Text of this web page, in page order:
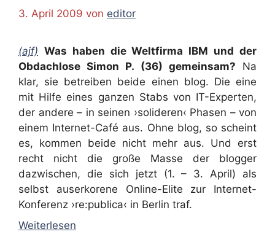
3. April 2009 von editor
(ajf) Was haben die Weltfirma IBM und der
Obdachlose Simon P. (36) gemeinsam? Na
klar, sie betreiben beide einen blog. Die eine
mit Hilfe eines ganzen Stabs von IT-Experten,
der andere – in seinen ›solideren‹ Phasen – von
einem Internet-Café aus. Ohne blog, so scheint
es, kommen beide nicht mehr aus. Und erst
recht nicht die große Masse der blogger
dazwischen, die sich jetzt (1. – 3. April) als
selbst auserkorene Online-Elite zur Internet-
Konferenz ›re:publica‹ in Berlin traf.
Weiterlesen